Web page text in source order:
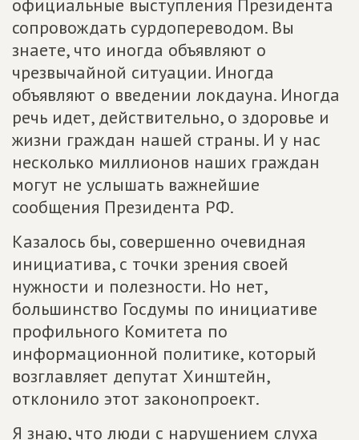
официальные выступления Президента
сопровождать сурдопереводом. Вы
знаете, что иногда объявляют о
чрезвычайной ситуации. Иногда
объявляют о введении локдауна. Иногда
речь идет, действительно, о здоровье и
жизни граждан нашей страны. И у нас
несколько миллионов наших граждан
могут не услышать важнейшие
сообщения Президента РФ.
Казалось бы, совершенно очевидная
инициатива, с точки зрения своей
нужности и полезности. Но нет,
большинство Госдумы по инициативе
профильного Комитета по
информационной политике, который
возглавляет депутат Хинштейн,
отклонило этот законопроект.
Я знаю, что люди с нарушением слуха